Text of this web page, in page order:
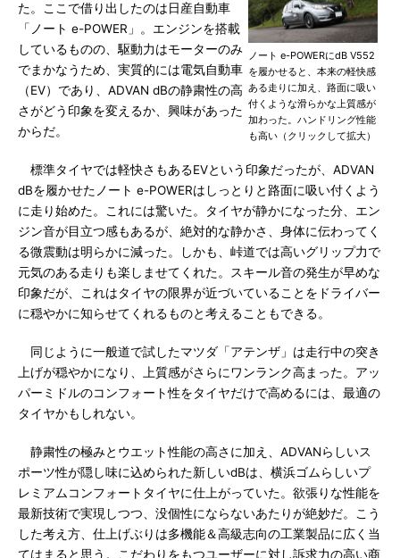
ノート e-POWERにdB V552
を履かせると、本来の軽快感
ある走りに加え、路面に吸い
付くような滑らかな上質感が
加わった。ハンドリング性能
も高い（クリックして拡大）
た。ここで借り出したのは日産自動車
「ノート e-POWER」。エンジンを搭載
しているものの、駆動力はモーターのみ
でまかなうため、実質的には電気自動車
（EV）であり、ADVAN dBの静粛性の高
さがどう印象を変えるか、興味があった
からだ。
標準タイヤでは軽快さもあるEVという印象だったが、ADVAN
dBを履かせたノート e-POWERはしっとりと路面に吸い付くよう
に走り始めた。これには驚いた。タイヤが静かになった分、エン
ジン音が目立つ感もあるが、絶対的な静かさ、身体に伝わってく
る微震動は明らかに減った。しかも、峠道では高いグリップ力で
元気のある走りも楽しませてくれた。スキール音の発生が早めな
印象だが、これはタイヤの限界が近づいていることをドライバー
に穏やかに知らせてくれるものと考えることもできる。
同じように一般道で試したマツダ「アテンザ」は走行中の突き
上げが穏やかになり、上質感がさらにワンランク高まった。アッ
パーミドルのコンフォート性をタイヤだけで高めるには、最適の
タイヤかもしれない。
静粛性の極みとウエット性能の高さに加え、ADVANらしいス
ポーツ性が隠し味に込められた新しいdBは、横浜ゴムらしいプ
レミアムコンフォートタイヤに仕上がっていた。欲張りな性能を
最新技術で実現しつつ、没個性にならないあたりが絶妙だ。こう
した考え方、仕上げぶりは多機能＆高級志向の工業製品に広く当
てはまると思う。こだわりをもつユーザーに対し訴求力の高い商